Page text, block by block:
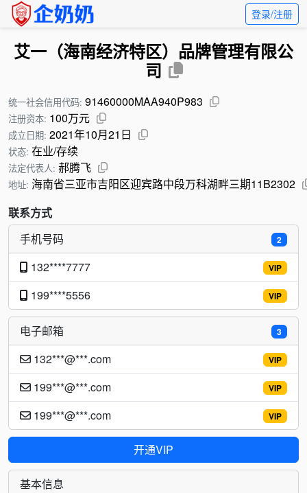
登录/注册
艾一（海南经济特区）品牌管理有限公
司
统一社会信用代码: 91460000MAA940P983
注册资本: 100万元
成立日期: 2021年10月21日
状态: 在业/存续
法定代表人: 郝腾飞
地址: 海南省三亚市吉阳区迎宾路中段万科湖畔三期11B2302
联系方式
2
手机号码
VIP
132****7777
VIP
199****5556
3
电子邮箱
VIP
132***@***.com
VIP
199***@***.com
VIP
199***@***.com
开通VIP
基本信息